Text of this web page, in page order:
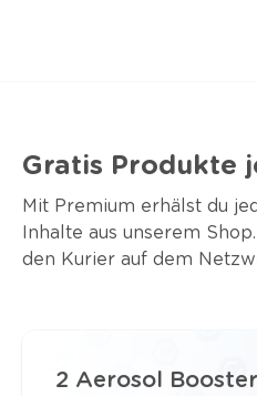
Gratis Produkte
Mit Premium erhälst du
Inhalte aus unserem
den Kurier auf dem
2 Aerosol Booster